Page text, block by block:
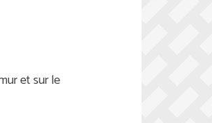
et sur le